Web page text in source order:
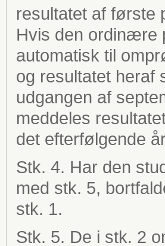
resultatet af første
Hvis den ordinære
automatisk til
og resultatet heraf
udgangen af
meddeles
det efterfølgende
Stk. 4. Har den
med stk. 5,
stk. 1.
Stk. 5. De i stk. 2